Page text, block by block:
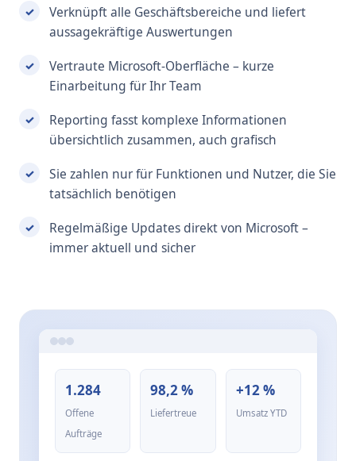
Verknüpft alle Geschäftsbereiche und liefert
aussagekräftige Auswertungen
Vertraute Microsoft-Oberfläche – kurze
Einarbeitung für Ihr Team
Reporting fasst komplexe Informationen
übersichtlich zusammen, auch grafisch
Sie zahlen nur für Funktionen und Nutzer, die Sie
tatsächlich benötigen
Regelmäßige Updates direkt von Microsoft –
immer aktuell und sicher
1.284
Offene
Aufträge
98,2 %
Liefertreue
+12 %
Umsatz YTD